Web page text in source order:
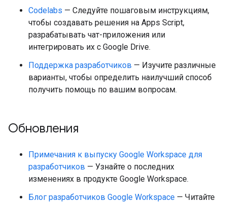
Codelabs — Следуйте пошаговым инструкциям,
чтобы создавать решения на Apps Script,
разрабатывать чат-приложения или
интегрировать их с Google Drive.
Поддержка разработчиков — Изучите различные
варианты, чтобы определить наилучший способ
получить помощь по вашим вопросам.
Обновления
Примечания к выпуску Google Workspace для
разработчиков — Узнайте о последних
изменениях в продукте Google Workspace.
Блог разработчиков Google Workspace — Читайте